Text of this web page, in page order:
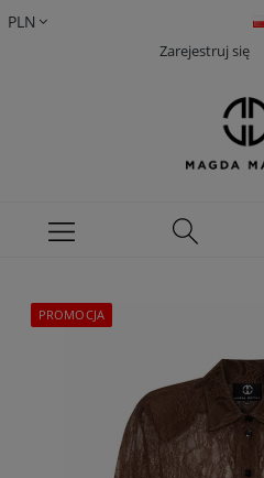
Zarejestruj się
PROMOCJA